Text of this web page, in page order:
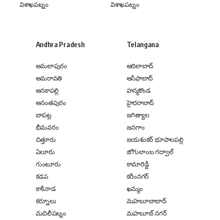
విశాఖపట్నం విశాఖపట్నం
Andhra Pradesh
అమలాపురం
అమరావతి
అనకాపల్లి
అనంతపురం
బాపట్ల
భీమవరం
చిత్తూరు
ఏలూరు
గుంటూరు
కడప
కాకినాడ
కర్నూలు
మచిలీపట్నం
Telangana
ఆదిలాబాద్
ఆసిఫాబాద్
హన్మకొండ
హైదరాబాద్
జగిత్యాల
జనగాం
జయశంకర్ భూపాలపల్లి
జోగులాంబ గద్వాల్
కామారెడ్డి
కరీంనగర్
ఖమ్మం
మహబూబాబాద్
మహబూబ్ నగర్